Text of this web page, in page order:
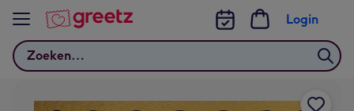
Bekijk meer
Zoeken
Login